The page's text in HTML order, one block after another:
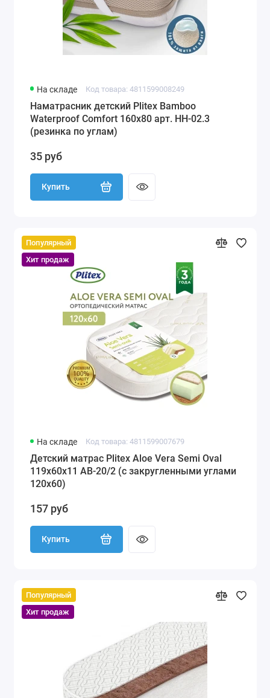
На складе Код товара: 4811599008249
Наматрасник детский Plitex Bamboo
Waterproof Comfort 160х80 арт. НН-02.3
(резинка по углам)
35 руб
Купить
Популярный
Хит продаж
На складе Код товара: 4811599007679
Детский матрас Plitex Aloe Vera Semi Oval
119х60х11 АВ-20/2 (с закругленными углами
120х60)
157 руб
Купить
Популярный
Хит продаж